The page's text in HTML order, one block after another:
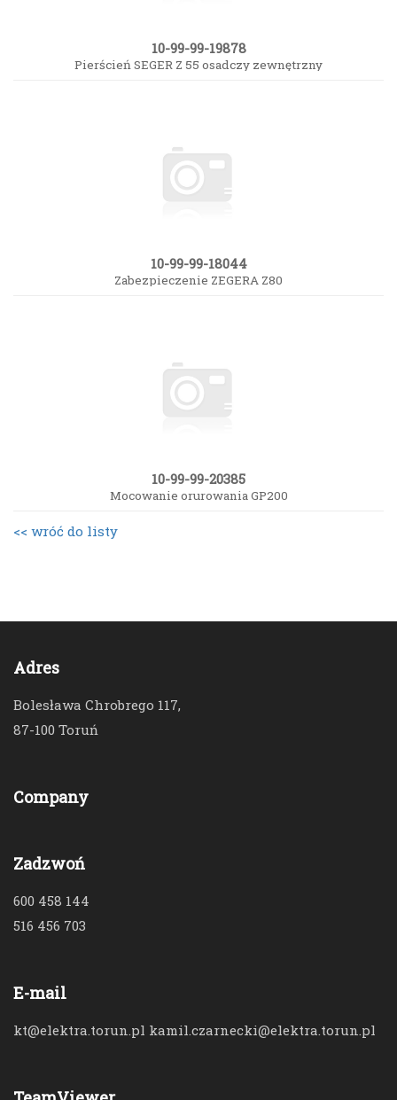
10-99-99-19878
Pierścień SEGER Z 55 osadczy zewnętrzny
10-99-99-18044
Zabezpieczenie ZEGERA Z80
10-99-99-20385
Mocowanie orurowania GP200
<< wróć do listy
Adres
Bolesława Chrobrego 117,
87-100 Toruń
Company
Zadzwoń
600 458 144
516 456 703
E-mail
kt@elektra.torun.pl kamil.czarnecki@elektra.torun.pl